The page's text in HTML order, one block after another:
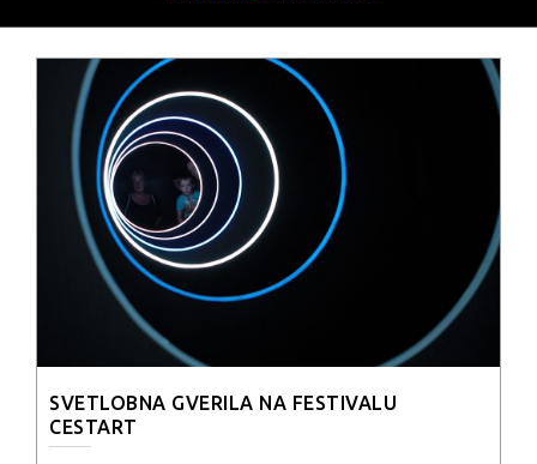
SVETLOBNA GVERILA NA FESTIVALU
CESTART